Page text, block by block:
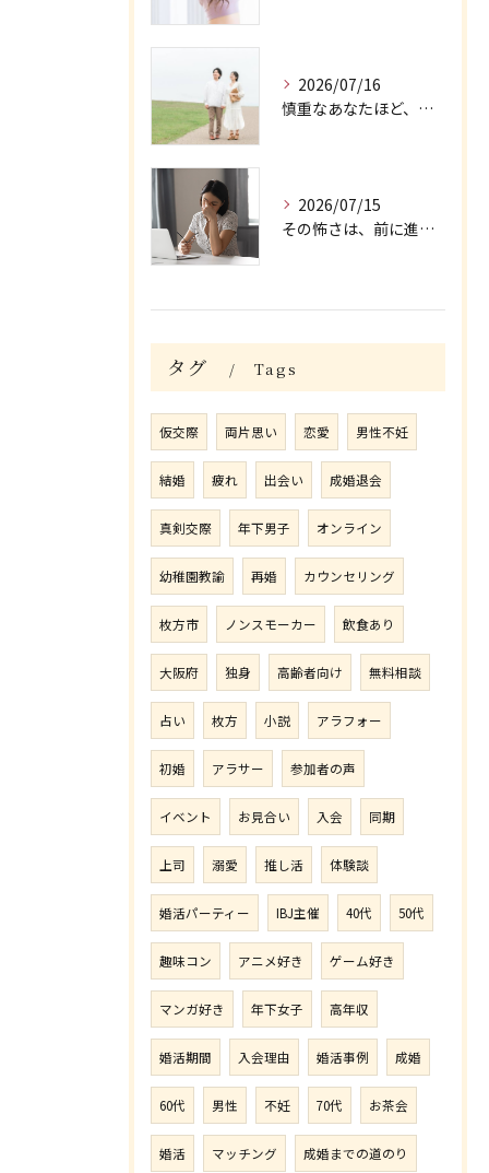
2026/07/16
慎重なあなたほど、幸せを大切にできる/大阪府枚方市牧野の保育園が運営する結婚相談所がじゅまる木
2026/07/15
その怖さは、前に進む力になる/大阪府枚方市牧野の保育園が運営する結婚相談所がじゅまる木
タグ Tags
仮交際 両片思い 恋愛 男性不妊
結婚 疲れ 出会い 成婚退会
真剣交際 年下男子 オンライン
幼稚園教諭 再婚 カウンセリング
枚方市 ノンスモーカー 飲食あり
大阪府 独身 高齢者向け 無料相談
占い 枚方 小説 アラフォー
初婚 アラサー 参加者の声
イベント お見合い 入会 同期
上司 溺愛 推し活 体験談
婚活パーティー IBJ主催 40代 50代
趣味コン アニメ好き ゲーム好き
マンガ好き 年下女子 高年収
婚活期間 入会理由 婚活事例 成婚
60代 男性 不妊 70代 お茶会
婚活 マッチング 成婚までの道のり